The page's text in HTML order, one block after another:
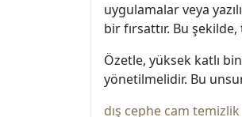
uygulamalar veya
bir fırsattır. Bu
Özetle, yüksek katlı
yönetilmelidir. Bu
dış cephe cam temizlik